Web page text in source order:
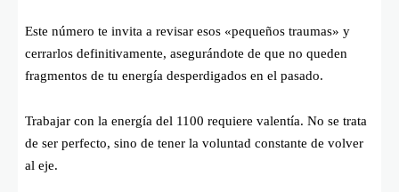
Este número te invita a revisar esos «pequeños traumas» y
cerrarlos definitivamente, asegurándote de que no queden
fragmentos de tu energía desperdigados en el pasado.
Trabajar con la energía del 1100 requiere valentía. No se trata
de ser perfecto, sino de tener la voluntad constante de volver
al eje.